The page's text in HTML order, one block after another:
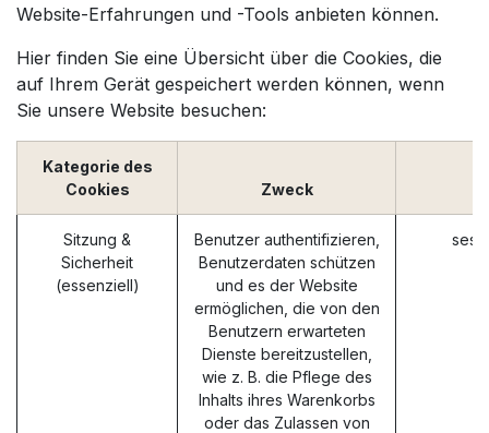
Website-Erfahrungen und -Tools anbieten können.
Hier finden Sie eine Übersicht über die Cookies, die
auf Ihrem Gerät gespeichert werden können, wenn
Sie unsere Website besuchen:
Kategorie des
Cookies
Zweck
Sitzung &
Sicherheit
(essenziell)
Benutzer authentifizieren,
Benutzerdaten schützen
und es der Website
ermöglichen, die von den
Benutzern erwarteten
Dienste bereitzustellen,
wie z. B. die Pflege des
Inhalts ihres Warenkorbs
oder das Zulassen von